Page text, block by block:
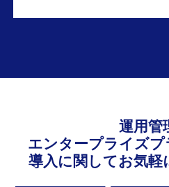
運用管
エンタープライズ
導入に関してお気軽